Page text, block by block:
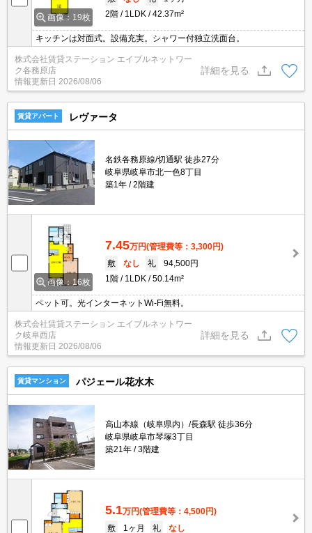
画像：19枚
2階
1LDK 42.37m²
キッチンは対面式。設備充実。シャワー付独立洗面台。
株式会社賃貸ステーション エイブルネットワー
ク各務原店
情報更新日 2026/08/06
詳細を見る
賃貸アパート レヴァータ
名鉄各務原線/切通駅 徒歩27分
岐阜県岐阜市北一色8丁目
築1年
2階建
画像：16枚
7.45万円(管理費等：3,300円)
敷
なし 礼
94,500円
1階
1LDK 50.14m²
ペット可。光インターネットWi-Fi無料。
株式会社賃貸ステーション エイブルネットワー
ク岐阜西店
情報更新日 2026/08/06
詳細を見る
賃貸マンション パジェール花水木
高山本線（岐阜県内）/長森駅 徒歩36分
岐阜県岐阜市琴塚3丁目
築21年
3階建
5.1万円(管理費等：4,500円)
敷
1ヶ月 礼
なし